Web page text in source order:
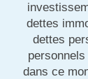
dettes
dettes
dans ce